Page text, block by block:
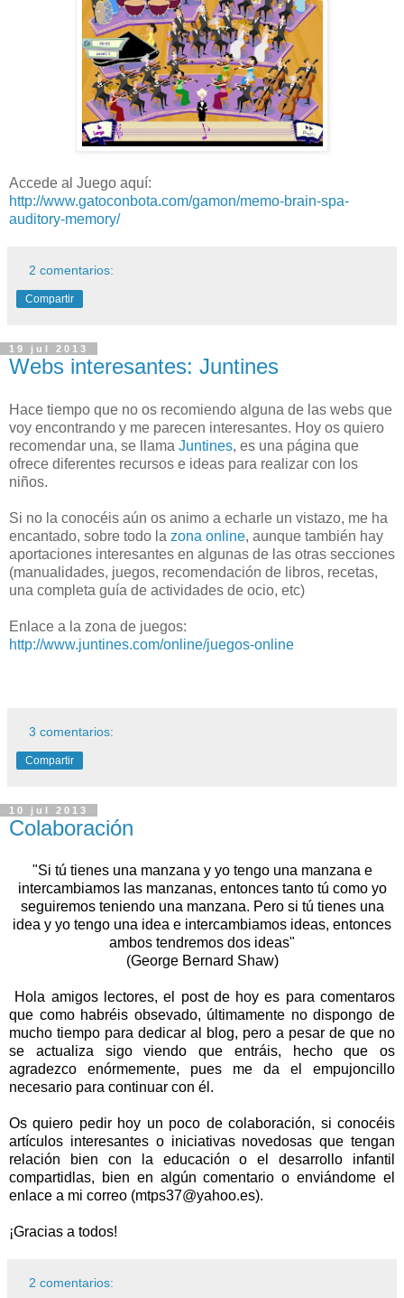
Accede al Juego aquí:
http://www.gatoconbota.com/gamon/memo-brain-spa-
auditory-memory/
2 comentarios:
Compartir
19 jul 2013
Webs interesantes: Juntines
Hace tiempo que no os recomiendo alguna de las webs que
voy encontrando y me parecen interesantes. Hoy os quiero
recomendar una, se llama Juntines, es una página que
ofrece diferentes recursos e ideas para realizar con los
niños.
Si no la conocéis aún os animo a echarle un vistazo, me ha
encantado, sobre todo la zona online, aunque también hay
aportaciones interesantes en algunas de las otras secciones
(manualidades, juegos, recomendación de libros, recetas,
una completa guía de actividades de ocio, etc)
Enlace a la zona de juegos:
http://www.juntines.com/online/juegos-online
3 comentarios:
Compartir
10 jul 2013
Colaboración
"Si tú tienes una manzana y yo tengo una manzana e
intercambiamos las manzanas, entonces tanto tú como yo
seguiremos teniendo una manzana. Pero si tú tienes una
idea y yo tengo una idea e intercambiamos ideas, entonces
ambos tendremos dos ideas"
(George Bernard Shaw)
Hola amigos lectores, el post de hoy es para comentaros
que como habréis obsevado, últimamente no dispongo de
mucho tiempo para dedicar al blog, pero a pesar de que no
se actualiza sigo viendo que entráis, hecho que os
agradezco enórmemente, pues me da el empujoncillo
necesario para continuar con él.
Os quiero pedir hoy un poco de colaboración, si conocéis
artículos interesantes o iniciativas novedosas que tengan
relación bien con la educación o el desarrollo infantil
compartidlas, bien en algún comentario o enviándome el
enlace a mi correo (mtps37@yahoo.es).
¡Gracias a todos!
2 comentarios: